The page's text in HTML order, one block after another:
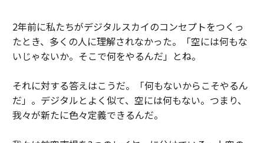
2年前に私たちがデジタルスカイのコンセプトをつくっ
たとき、多くの人に理解されなかった。「空には何もな
いじゃないか。そこで何をやるんだ」とね。
それに対する答えはこうだ。「何もないからこそやるん
だ」。デジタルとよく似て、空には何もない。つまり、
我々が新たに色々定義できるんだ。